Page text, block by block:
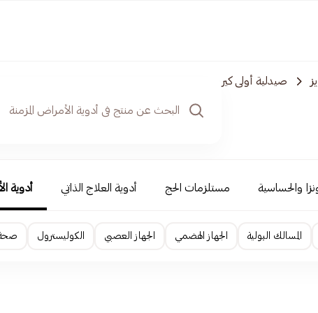
صيدلية أولى كير
والحساسية مستلزمات الحج أدوية العلاج الذاتي أدوية
المسالك البولية الجهاز الهضمي الجهاز العصبي الكوليسترول صحة